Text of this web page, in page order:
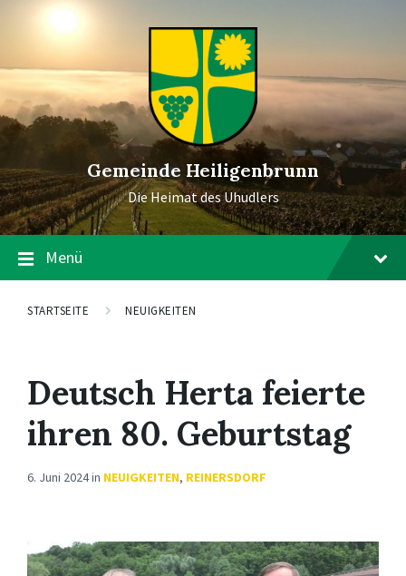
Gemeinde Heiligenbrunn
Die Heimat des Uhudlers
Menü
STARTSEITE NEUIGKEITEN
Deutsch Herta feierte
ihren 80. Geburtstag
6. Juni 2024in NEUIGKEITEN, REINERSDORF